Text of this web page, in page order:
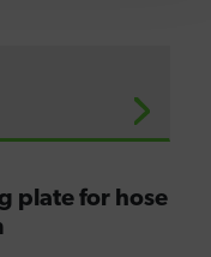
plate for hose